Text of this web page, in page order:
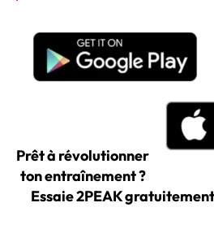
Prêt à révolutionner
ton entraînement ?
Essaie 2PEAK